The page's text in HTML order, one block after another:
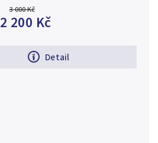
3 000 Kč
2 200 Kč
Detail